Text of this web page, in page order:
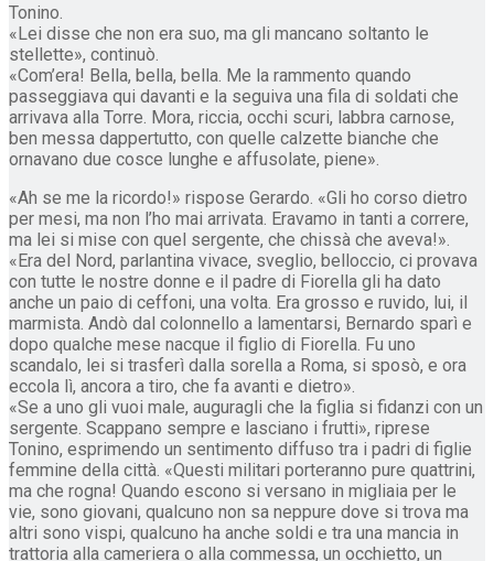
Tonino.
«Lei disse che non era suo, ma gli mancano soltanto le
stellette», continuò.
«Com’era! Bella, bella, bella. Me la rammento quando
passeggiava qui davanti e la seguiva una fila di soldati che
arrivava alla Torre. Mora, riccia, occhi scuri, labbra carnose,
ben messa dappertutto, con quelle calzette bianche che
ornavano due cosce lunghe e affusolate, piene».
«Ah se me la ricordo!» rispose Gerardo. «Gli ho corso dietro
per mesi, ma non l’ho mai arrivata. Eravamo in tanti a correre,
ma lei si mise con quel sergente, che chissà che aveva!».
«Era del Nord, parlantina vivace, sveglio, belloccio, ci provava
con tutte le nostre donne e il padre di Fiorella gli ha dato
anche un paio di ceffoni, una volta. Era grosso e ruvido, lui, il
marmista. Andò dal colonnello a lamentarsi, Bernardo sparì e
dopo qualche mese nacque il figlio di Fiorella. Fu uno
scandalo, lei si trasferì dalla sorella a Roma, si sposò, e ora
eccola lì, ancora a tiro, che fa avanti e dietro».
«Se a uno gli vuoi male, auguragli che la figlia si fidanzi con un
sergente. Scappano sempre e lasciano i frutti», riprese
Tonino, esprimendo un sentimento diffuso tra i padri di figlie
femmine della città. «Questi militari porteranno pure quattrini,
ma che rogna! Quando escono si versano in migliaia per le
vie, sono giovani, qualcuno non sa neppure dove si trova ma
altri sono vispi, qualcuno ha anche soldi e tra una mancia in
trattoria alla cameriera o alla commessa, un occhietto, un